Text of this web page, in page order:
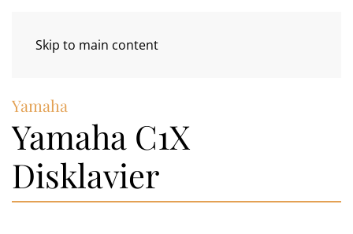
Skip to main content
Yamaha
Yamaha C1X
Disklavier